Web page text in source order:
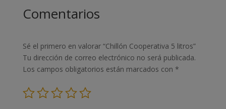
Comentarios
Sé el primero en valorar “Chillón Cooperativa 5 litros”
Tu dirección de correo electrónico no será publicada.
Los campos obligatorios están marcados con *